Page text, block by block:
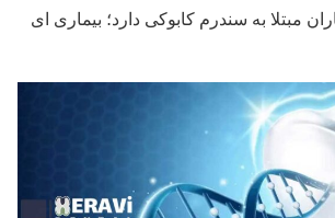
مبتلا به سندرم کابوکی دارد؛ بیماری ای